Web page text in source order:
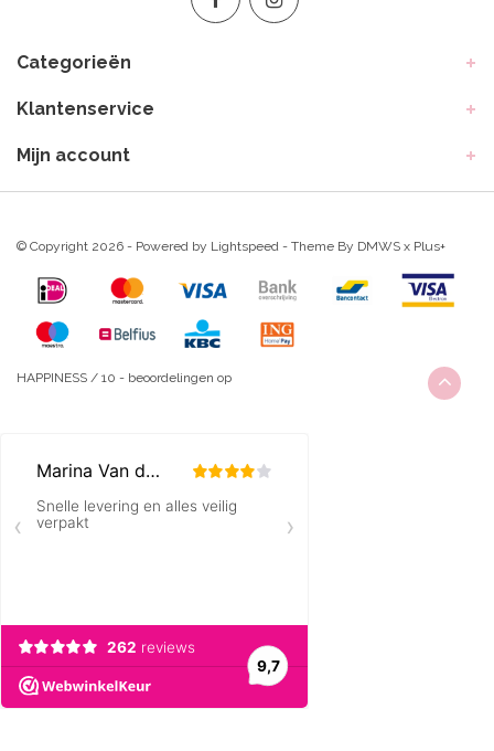
Categorieën
Klantenservice
Mijn account
© Copyright 2026 - Powered by Lightspeed - Theme By DMWS x Plus+
HAPPINESS / 10 - beoordelingen op